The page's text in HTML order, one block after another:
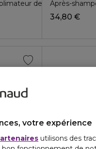
de boucles pour
Après-
34,80 €
votre expérience
utilisons des